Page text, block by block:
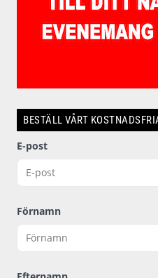
BESTÄLL VÅRT
E-post
Förnamn